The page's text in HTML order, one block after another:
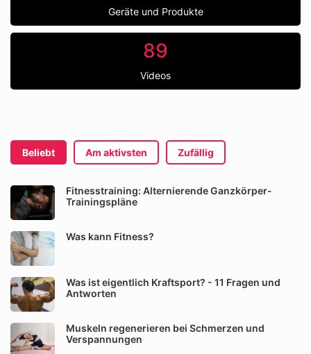
Geräte und Produkte
89
Videos
Beliebt Am aktivsten Zufällig
Fitnesstraining: Alternierende Ganzkörper-
Trainingspläne
Was kann Fitness?
Was ist eigentlich Kraftsport? - 11 Fragen und
Antworten
Muskeln regenerieren bei Schmerzen und
Verspannungen